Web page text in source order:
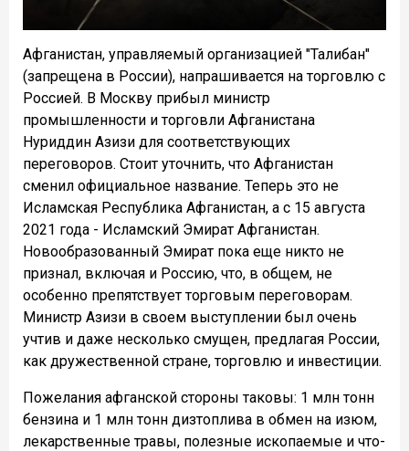
Афганистан, управляемый организацией "Талибан"
(запрещена в России), напрашивается на торговлю с
Россией. В Москву прибыл министр
промышленности и торговли Афганистана
Нуриддин Азизи для соответствующих
переговоров. Стоит уточнить, что Афганистан
сменил официальное название. Теперь это не
Исламская Республика Афганистан, а с 15 августа
2021 года - Исламский Эмират Афганистан.
Новообразованный Эмират пока еще никто не
признал, включая и Россию, что, в общем, не
особенно препятствует торговым переговорам.
Министр Азизи в своем выступлении был очень
учтив и даже несколько смущен, предлагая России,
как дружественной стране, торговлю и инвестиции.
Пожелания афганской стороны таковы: 1 млн тонн
бензина и 1 млн тонн дизтоплива в обмен на изюм,
лекарственные травы, полезные ископаемые и что-